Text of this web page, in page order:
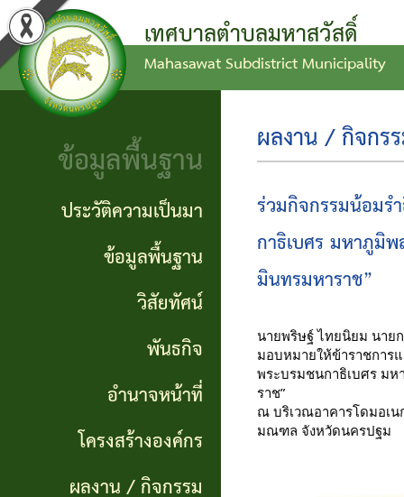
ข่าว
ประกาศ
ทั่วไป
ประกาศ
จัดซื้อ
จัดจ้าง
รายงาน
จัดซื้อ
ข้อ
งบ
ประมาณ
แผน
พัฒนา
แผนการ
ดำเนิน
งาน
ประวัติ
เป็นมา
ข้อมูล
พื้น
ฐาน
กิจ
เทศบาลตำบลมหาสวัสดิ์
Mahasawat Subdistrict Municipality
ข้อมูลพื้นฐาน
ประวัติความเป็นมา
ข้อมูลพื้นฐาน
วิสัยทัศน์
พันธกิจ
อำนาจหน้าที่
โครงสร้างองค์กร
ผลงาน / กิจกรรม
ผลงาน / กิจกร
ร่วมกิจกรรมน้อมร
กาธิเบศร มหาภูมิ
มินทรมหาราช”
นายพริษฐ์ ไทยนิยม นาย
มอบหมายให้ข้าราชการ
พระบรมชนกาธิเบศร มห
ราช”
ณ บริเวณอาคารโดมอเน
มณฑล จังหวัดนครปฐม